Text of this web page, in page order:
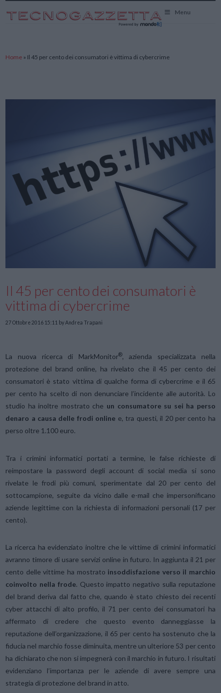
Menu
Home » Il 45 per cento dei consumatori è vittima di cybercrime
Il 45 per cento dei consumatori è
vittima di cybercrime
27 Ottobre 2016 15:11 by Andrea Trapani
La nuova ricerca di MarkMonitor®, azienda specializzata nella
protezione del brand online, ha rivelato che il 45 per cento dei
consumatori è stato vittima di qualche forma di cybercrime e il 65
per cento ha scelto di non denunciare l’incidente alle autorità. Lo
studio ha inoltre mostrato che un consumatore su sei ha perso
denaro a causa delle frodi online e, tra questi, il 20 per cento ha
perso oltre 1.100 euro.
Tra i crimini informatici portati a termine, le false richieste di
reimpostare la password degli account di social media si sono
rivelate le frodi più comuni, sperimentate dal 20 per cento del
sottocampione, seguite da vicino dalle e-mail che impersonificano
aziende legittime con la richiesta di informazioni personali (17 per
cento).
La ricerca ha evidenziato inoltre che le vittime di crimini informatici
avranno timore di usare servizi online in futuro. In aggiunta il 21 per
cento delle vittime ha mostrato insoddisfazione verso il marchio
coinvolto nella frode. Questo impatto negativo sulla reputazione
del brand deriva dal fatto che, quando è stato chiesto dei recenti
cyber attacchi di alto profilo, il 71 per cento dei consumatori ha
affermato di credere che questo evento danneggiasse la
reputazione dell’organizzazione, il 65 per cento ha sostenuto che la
fiducia nel marchio fosse diminuita, mentre un ulteriore 53 per cento
ha dichiarato che non si impegnerà con il marchio in futuro. I risultati
evidenziano l’importanza per le aziende di avere sempre una
strategia di protezione del brand in atto.